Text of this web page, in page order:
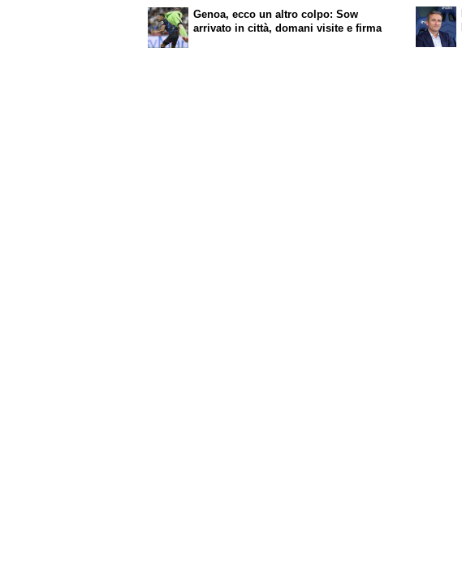
Genoa, ecco un altro colpo: Sow
arrivato in città, domani visite e firma